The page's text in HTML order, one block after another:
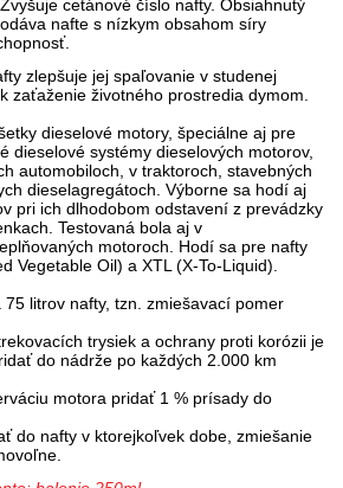
cetánové číslo nafty. Obsiahnutý
nafte s nízkym obsahom síry
zlepšuje jej spaľovanie v studenej
zaťaženie životného prostredia dymom.
dieselové motory, špeciálne aj pre
dieselové systémy dieselových motorov,
automobiloch, v traktoroch, stavebných
dieselagregátoch. Výborne sa hodí aj
pri ich dlhodobom odstavení z prevádzky
Testovaná bola aj v
motoroch. Hodí sa pre nafty
Vegetable Oil) a XTL (X-To-Liquid).
litrov nafty, tzn. zmiešavací pomer
trysiek a ochrany proti korózii je
do nádrže po každých 2.000 km
motora pridať 1 % prísady do
do nafty v ktorejkoľvek dobe, zmiešanie